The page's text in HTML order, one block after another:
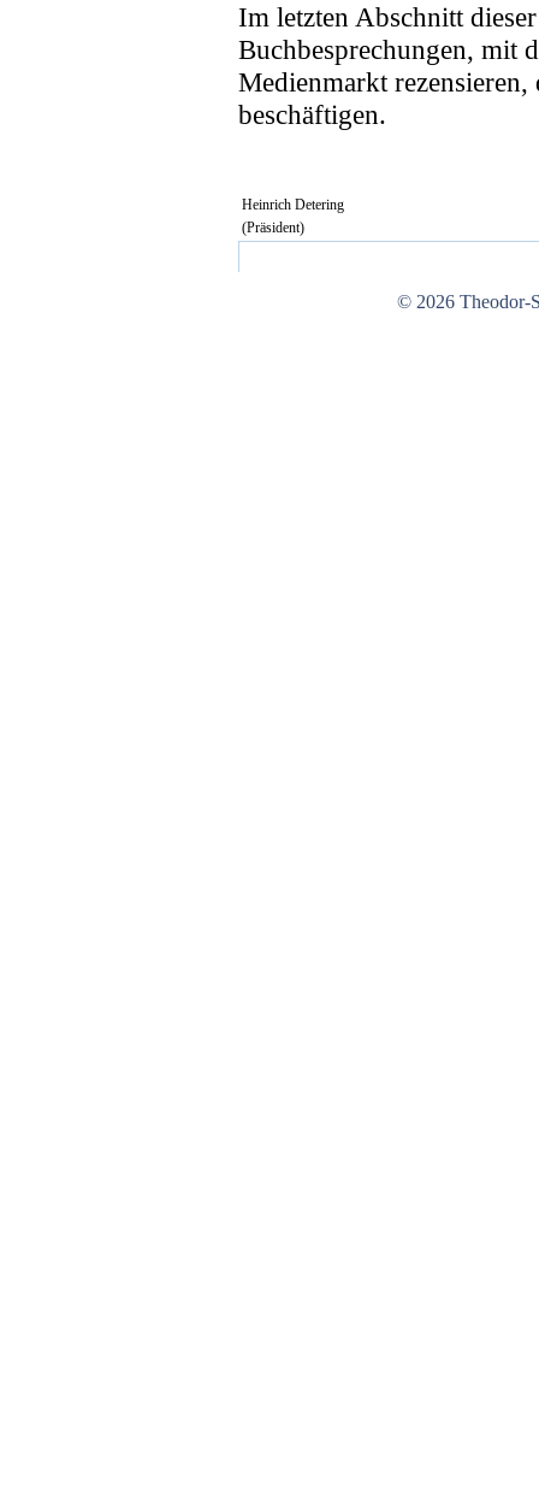
Im letzten Abschnitt
Buchbesprechungen, mit
Medienmarkt
beschäftigen.
Heinrich Detering
(Präsident)
© 2026 Theodor-